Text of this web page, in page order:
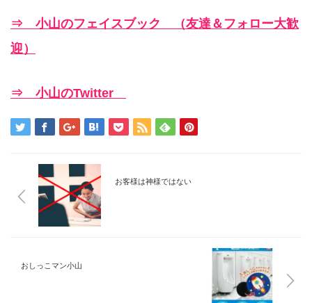
⇒ 小山のフェイスブック （友達＆フォロー大歓
迎）
⇒ 小山のTwitter
お客様は神様ではない
おしっこマン小山